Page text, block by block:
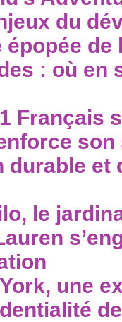
du
épopée de
: où en
Français
durable et
le
une